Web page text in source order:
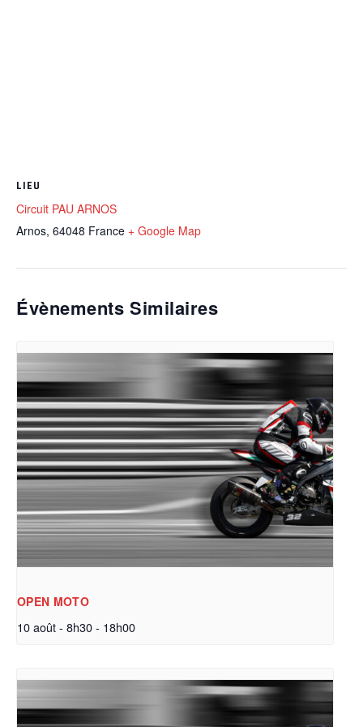
LIEU
Circuit PAU ARNOS
Arnos, 64048 France + Google Map
Évènements Similaires
OPEN MOTO
10 août - 8h30- 18h00